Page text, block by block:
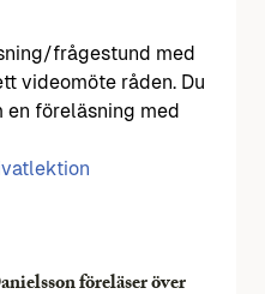
frågestund med
videomöte råden. Du
en föreläsning med
föreläser över